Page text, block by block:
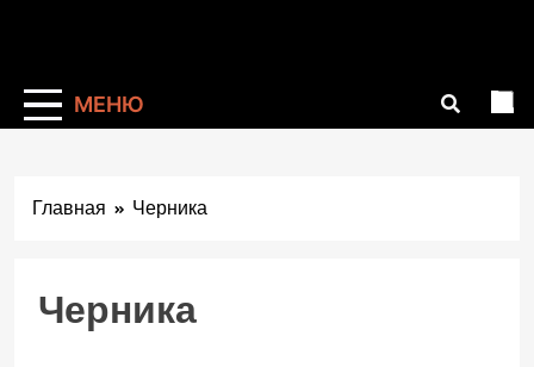
МЕНЮ
Главная Черника
Черника